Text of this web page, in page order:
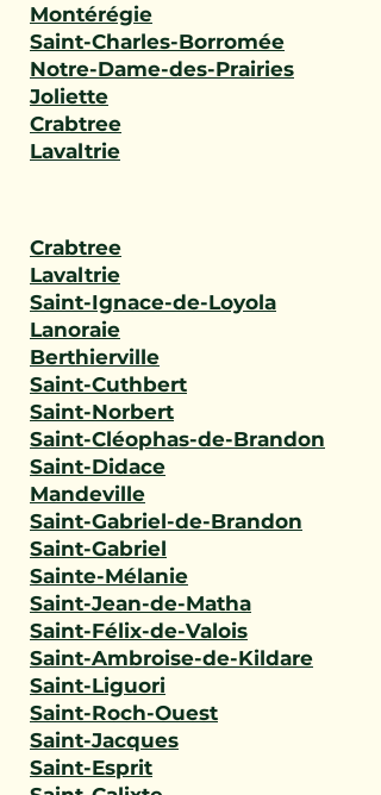
Montérégie
Saint-Charles-Borromée
Notre-Dame-des-Prairies
Joliette
Crabtree
Lavaltrie
Crabtree
Lavaltrie
Saint-Ignace-de-Loyola
Lanoraie
Berthierville
Saint-Cuthbert
Saint-Norbert
Saint-Cléophas-de-Brandon
Saint-Didace
Mandeville
Saint-Gabriel-de-Brandon
Saint-Gabriel
Sainte-Mélanie
Saint-Jean-de-Matha
Saint-Félix-de-Valois
Saint-Ambroise-de-Kildare
Saint-Liguori
Saint-Roch-Ouest
Saint-Jacques
Saint-Esprit